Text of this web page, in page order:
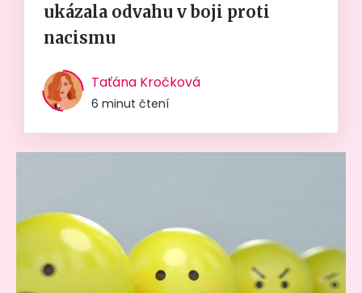
ukázala odvahu v boji proti
nacismu
Taťána Kročková
6 minut čtení